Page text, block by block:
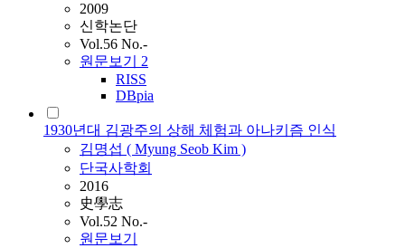
2009
신학논단
Vol.56 No.-
원문보기 2
RISS
DBpia
1930년대 김광주의 상해 체험과 아나키즘 인식
김명섭 ( Myung Seob Kim )
단국사학회
2016
史學志
Vol.52 No.-
원문보기